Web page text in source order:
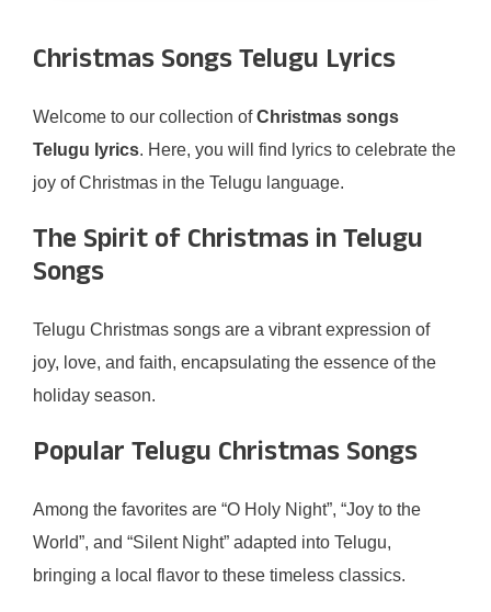
Christmas Songs Telugu Lyrics
Welcome to our collection ofChristmas songs
Telugu lyrics. Here, you will find lyrics to celebrate the
joy of Christmas in the Telugu language.
The Spirit of Christmas in Telugu
Songs
Telugu Christmas songs are a vibrant expression of
joy, love, and faith, encapsulating the essence of the
holiday season.
Popular Telugu Christmas Songs
Among the favorites are “O Holy Night”, “Joy to the
World”, and “Silent Night” adapted into Telugu,
bringing a local flavor to these timeless classics.